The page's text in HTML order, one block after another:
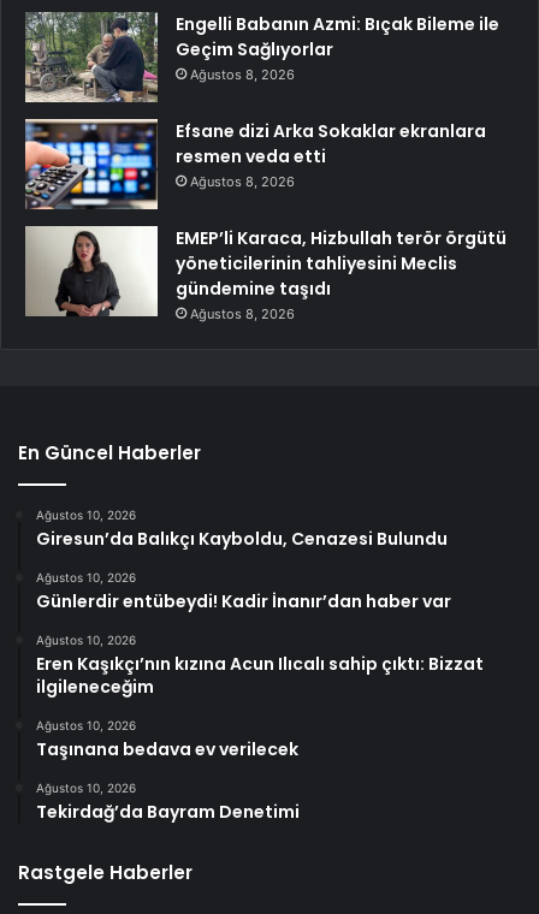
Engelli Babanın Azmi: Bıçak Bileme ile
Geçim Sağlıyorlar
Ağustos 8, 2026
Efsane dizi Arka Sokaklar ekranlara
resmen veda etti
Ağustos 8, 2026
EMEP’li Karaca, Hizbullah terör örgütü
yöneticilerinin tahliyesini Meclis
gündemine taşıdı
Ağustos 8, 2026
En Güncel Haberler
Ağustos 10, 2026
Giresun’da Balıkçı Kayboldu, Cenazesi Bulundu
Ağustos 10, 2026
Günlerdir entübeydi! Kadir İnanır’dan haber var
Ağustos 10, 2026
Eren Kaşıkçı’nın kızına Acun Ilıcalı sahip çıktı: Bizzat
ilgileneceğim
Ağustos 10, 2026
Taşınana bedava ev verilecek
Ağustos 10, 2026
Tekirdağ’da Bayram Denetimi
Rastgele Haberler